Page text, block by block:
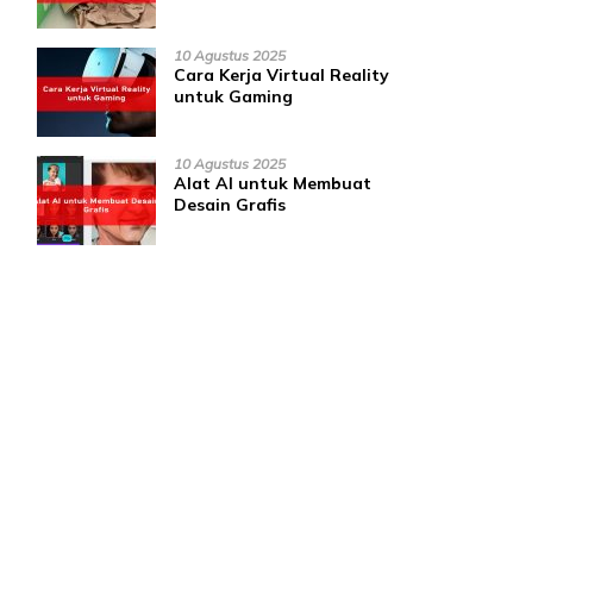
10 Agustus 2025
Cara Kerja Virtual Reality
untuk Gaming
10 Agustus 2025
Alat AI untuk Membuat
Desain Grafis